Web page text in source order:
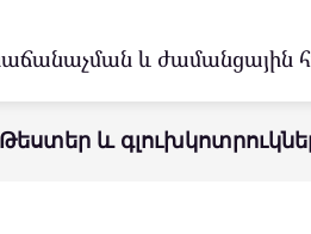
և ժամանցային
Թեստեր և